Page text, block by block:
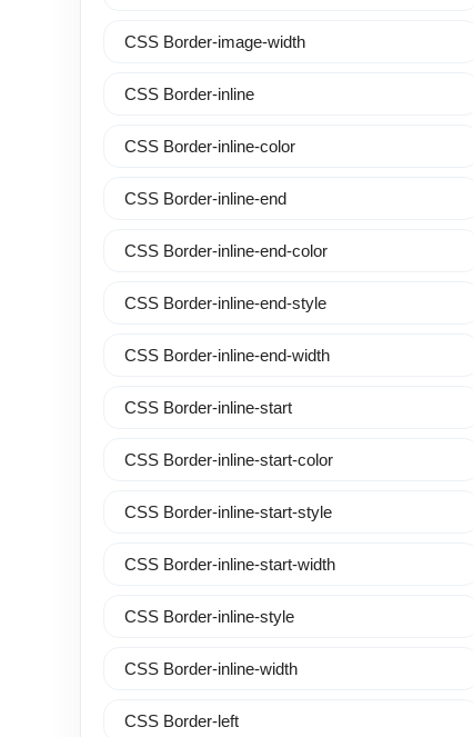
CSS Border-image-width
CSS Border-inline
CSS Border-inline-color
CSS Border-inline-end
CSS Border-inline-end-color
CSS Border-inline-end-style
CSS Border-inline-end-width
CSS Border-inline-start
CSS Border-inline-start-color
CSS Border-inline-start-style
CSS Border-inline-start-width
CSS Border-inline-style
CSS Border-inline-width
CSS Border-left